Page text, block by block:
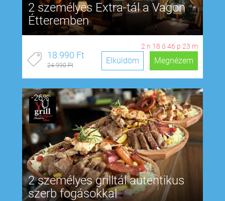
2 személyes Extra-tál a Vagon
Étteremben
2 n 18 ó46 p 22 m
18.990 Ft
24.990 Ft Megnézem
Elküldöm
-26%
2 személyes grilltál autentikus
szerb fogásokkal